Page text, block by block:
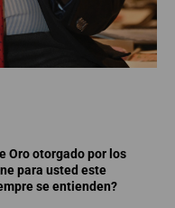
Oro otorgado por los
para usted este
se entienden?